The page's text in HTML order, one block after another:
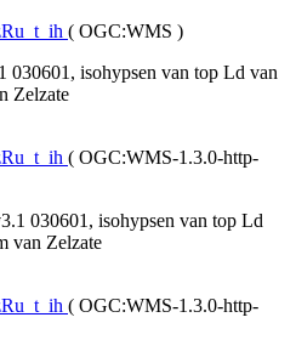
( OGC:WMS )
isohypsen van top Ld van
Zelzate
( OGC:WMS-1.3.0-http-
030601, isohypsen van top Ld
van Zelzate
( OGC:WMS-1.3.0-http-